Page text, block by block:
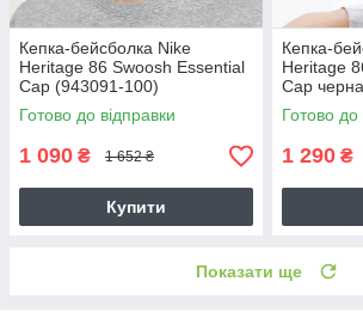
Кепка-бейсболка Nike
Heritage 86 Swoosh Essential
Cap (943091-100)
Готово до відправки
1 090 ₴ 1 652 ₴
Купити
Кепка-
Heritage
Cap
(913011-
Готово до
1 290 ₴
Показати ще